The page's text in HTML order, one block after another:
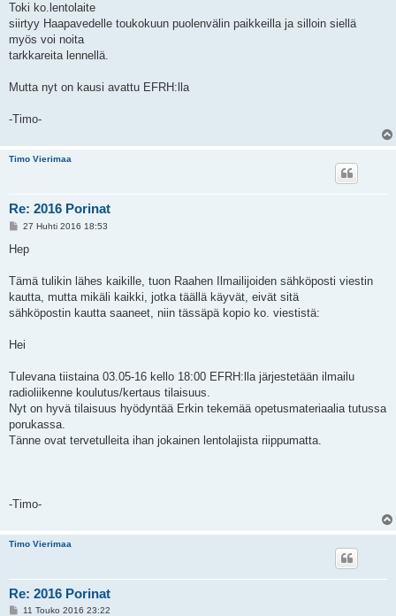
Toki ko.lentolaite
siirtyy Haapavedelle toukokuun puolenvälin paikkeilla ja silloin siellä
myös voi noita
tarkkareita lennellä.
Mutta nyt on kausi avattu EFRH:lla
-Timo-
Timo Vierimaa
Re: 2016 Porinat
V
e
s
i
27 Huhti 2016 18:53
Hep
Tämä tulikin lähes kaikille, tuon Raahen Ilmailijoiden sähköposti viestin
kautta, mutta mikäli kaikki, jotka täällä käyvät, eivät sitä
sähköpostin kautta saaneet, niin tässäpä kopio ko. viestistä:
Hei
Tulevana tiistaina 03.05-16 kello 18:00 EFRH:lla järjestetään ilmailu
radioliikenne koulutus/kertaus tilaisuus.
Nyt on hyvä tilaisuus hyödyntää Erkin tekemää opetusmateriaalia tutussa
porukassa.
Tänne ovat tervetulleita ihan jokainen lentolajista riippumatta.
-Timo-
Timo Vierimaa
Re: 2016 Porinat
V11 Touko 2016 23:22